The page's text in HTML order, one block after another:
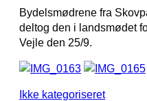
Bydelsmødrene fra
deltog den i landsmødet
Vejle den 25/9.
Ikke kategoriseret